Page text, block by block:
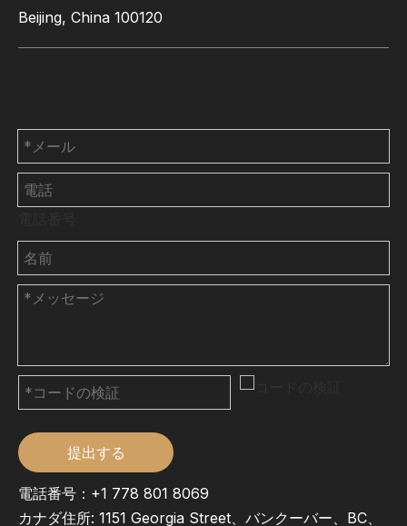
Beijing, China 100120
提出する
電話番号：+1 778 801 8069
カナダ住所: 1151 Georgia Street、バンクーバー、BC、